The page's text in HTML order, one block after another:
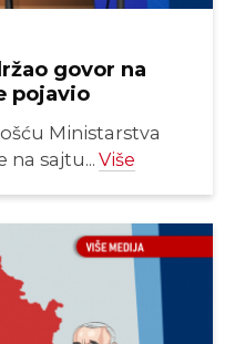
govor na
pojavio
Ministarstva
na sajtu... Više